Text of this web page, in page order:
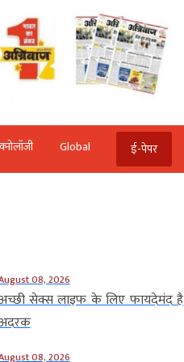
Global ई-पेपर
08, 2026
सेक्स लाइफ के लिए फायदेमंद है
08, 2026